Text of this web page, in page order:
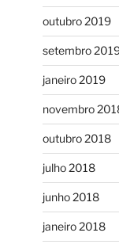
outubro 2019
setembro
janeiro 2019
novembro
outubro 2018
julho 2018
junho 2018
janeiro 2018